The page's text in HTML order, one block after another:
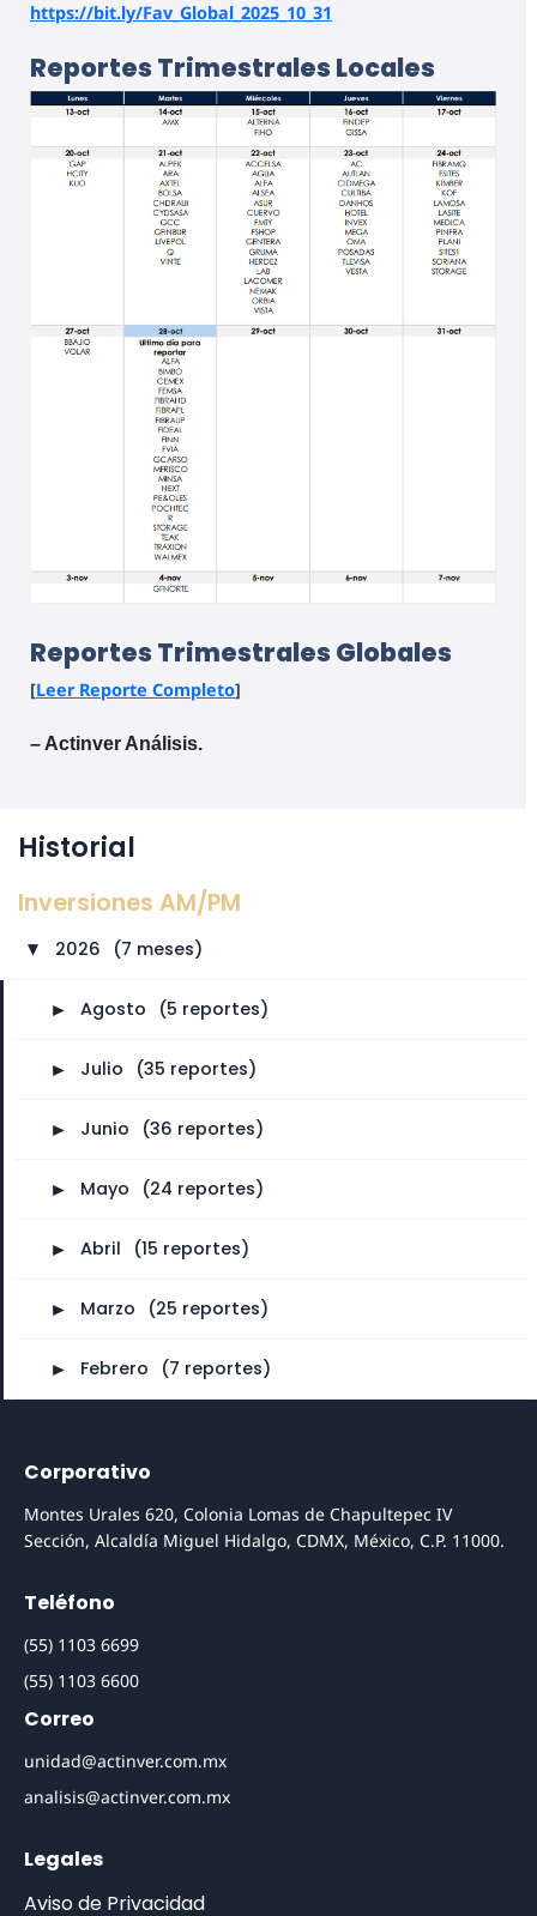
https://bit.ly/Fav_Global_2025_10_31
Reportes Trimestrales Locales
Reportes Trimestrales Globales
[Leer Reporte Completo]
– Actinver Análisis.
Historial
Inversiones AM/PM
► 2026 (7 meses)
► Agosto (5 reportes)
► Julio (35 reportes)
► Junio (36 reportes)
► Mayo (24 reportes)
► Abril (15 reportes)
► Marzo (25 reportes)
► Febrero (7 reportes)
Corporativo
Montes Urales 620, Colonia Lomas de Chapultepec IV
Sección, Alcaldía Miguel Hidalgo, CDMX, México, C.P. 11000.
Teléfono
(55) 1103 6699
(55) 1103 6600
Correo
unidad@actinver.com.mx
analisis@actinver.com.mx
Legales
Aviso de Privacidad